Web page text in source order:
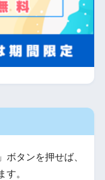
ボタンを押せば、
す。